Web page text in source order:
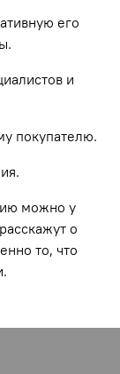
его
и
покупателю.
можно у
о
то, что